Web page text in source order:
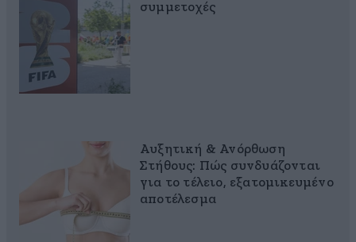
συμμετοχές
Αυξητική & Ανόρθωση
Στήθους: Πώς συνδυάζονται
για το τέλειο, εξατομικευμένο
αποτέλεσμα